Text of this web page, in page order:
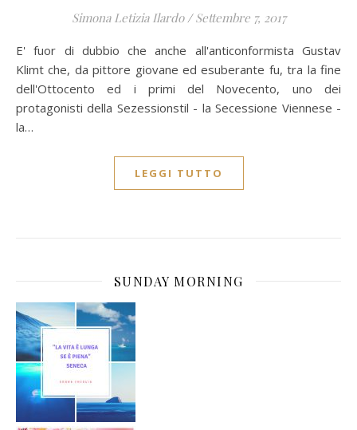
Simona Letizia Ilardo / Settembre 7, 2017
E' fuor di dubbio che anche all'anticonformista Gustav
Klimt che, da pittore giovane ed esuberante fu, tra la fine
dell'Ottocento ed i primi del Novecento, uno dei
protagonisti della Sezessionstil - la Secessione Viennese -
la…
LEGGI TUTTO
SUNDAY MORNING